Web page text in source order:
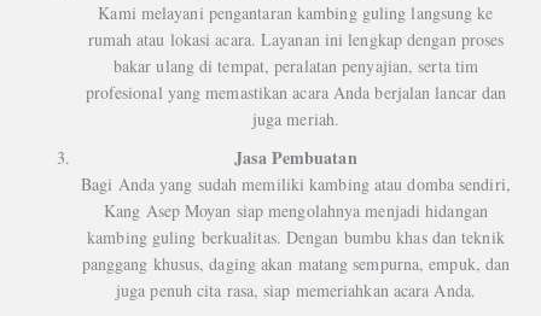
Kami melayani pengantaran kambing guling langsung ke
rumah atau lokasi acara. Layanan ini lengkap dengan proses
bakar ulang di tempat, peralatan penyajian, serta tim
profesional yang memastikan acara Anda berjalan lancar dan
juga meriah.
Jasa Pembuatan
Bagi Anda yang sudah memiliki kambing atau domba sendiri,
Kang Asep Moyan siap mengolahnya menjadi hidangan
kambing guling berkualitas. Dengan bumbu khas dan teknik
panggang khusus, daging akan matang sempurna, empuk, dan
juga penuh cita rasa, siap memeriahkan acara Anda.